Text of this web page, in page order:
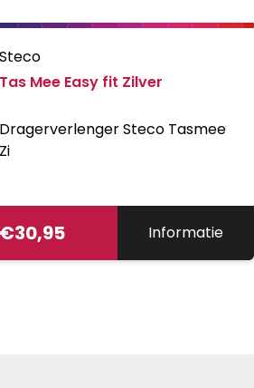
Steco
Tas Mee Easy fit Zilver
Dragerverlenger Steco Tasmee
Zi
€30,95 Informatie